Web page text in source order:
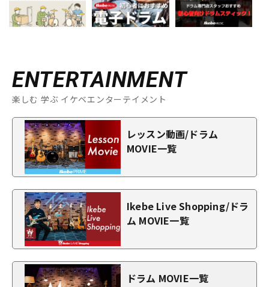
ENTERTAINMENT
楽しむ 学ぶ イケベエンターテイメント
レッスン動画/ドラム
MOVIE一覧
Ikebe Live Shopping/ドラ
ム MOVIE一覧
ドラム MOVIE一覧